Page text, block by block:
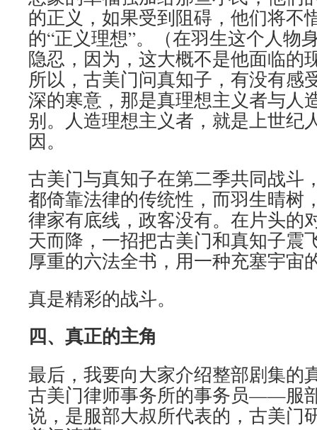
的正义，如果受到阻碍，他们将不
的“正义理想”。（在羽生这个人物
隐忍，因为，这大概不是他面临的
所以，古美门问真知子，有没有感
深的寒意，那是真理想主义者与人
别。人造理想主义者，就是上世纪
因。
古美门与真知子在第二季共同战斗
都倚靠法律的传统性，而羽生晴树
律家有底线，政客没有。在片头的
天而降，一招把古美门和真知子震
厚重的六法全书，用一种充塞宇宙
真是精彩的战斗。
四、真正的主角
最后，我要向大家介绍整部剧集的
古美门律师事务所的事务员——服
说，是服部大叔所代表的，古美门